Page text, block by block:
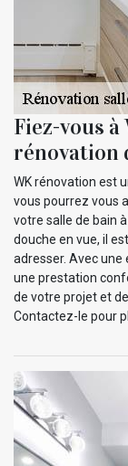
Fiez-vous
rénovation
WK rénovation est
vous pourrez vous
votre salle de bain
douche en vue, il
adresser. Avec une
une prestation
de votre projet et
Contactez-le pour